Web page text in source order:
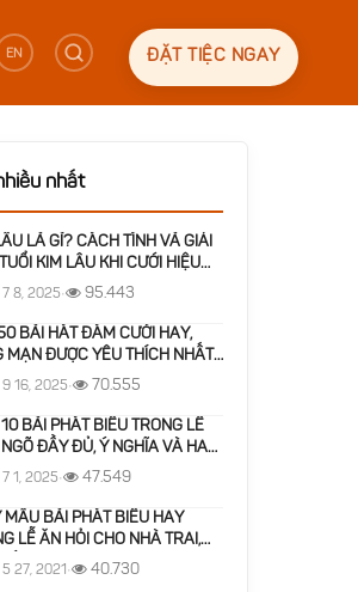
EN ĐẶT TIỆC NGAY
nhất
LÀ GÌ? CÁCH TÍNH VÀ GIẢI
KIM LÂU KHI CƯỚI HIỆU
7 8, 2025• 95.443
BÀI HÁT ĐÁM CƯỚI HAY,
MẠN ĐƯỢC YÊU THÍCH NHẤT
2026
9 16, 2025• 70.555
BÀI PHÁT BIỂU TRONG LỄ
ĐẦY ĐỦ, Ý NGHĨA VÀ HAY
7 1, 2025• 47.549
MẪU BÀI PHÁT BIỂU HAY
LỄ ĂN HỎI CHO NHÀ TRAI,
5 27, 2021 • 40.730